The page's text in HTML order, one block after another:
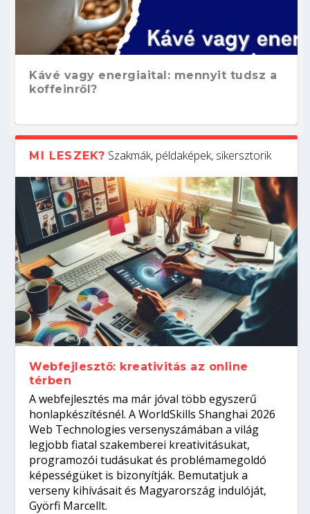
Kávé vagy energiaital: mennyit tudsz a
koffeinről?
Hogyan készíts ATS-barát önéletrajzot?
Így növelheted az esélyedet az
állásinterjúra...
Kitalálod, mire használják ezeket a
gépeket?
Nem sikerült az egyetemi felvételi?
Tanulj szakmát!
Szoftverfejlesztő: verseny kódban –
amikor néhány sor program dönti el a
világversenyt...
MI LESZEK? Szakmák, példaképek, sikersztorik
Webfejlesztő: kreativitás az online
térben
A webfejlesztés ma már jóval több egyszerű
honlapkészítésnél. A WorldSkills Shanghai 2026
Web Technologies versenyszámában a világ
legjobb fiatal szakemberei kreativitásukat,
programozói tudásukat és problémamegoldó
képességüket is bizonyítják. Bemutatjuk a
verseny kihívásait és Magyarország indulóját,
Györfi Marcellt.